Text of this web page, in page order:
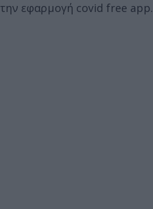
την εφαρμογή covid free app.